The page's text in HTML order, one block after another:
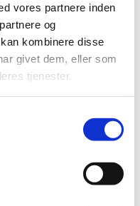
vores partnere inden
og
kombinere disse
givet dem, eller som
tjenester.
ved ind- og
anerkendes ved
og udrejse.
eller et EU-
ambassade.
i dit pas kan medføre,